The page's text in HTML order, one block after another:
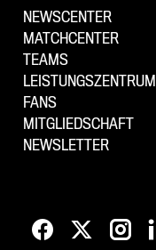
NEWSCENTER
MATCHCENTER
TEAMS
LEISTUNGSZENTRUM
FANS
MITGLIEDSCHAFT
NEWSLETTER